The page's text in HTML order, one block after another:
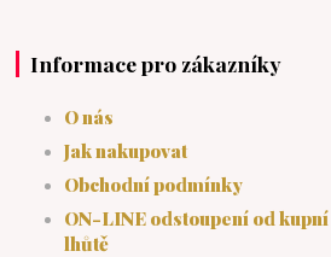
Informace pro zákazníky
O nás
Jak nakupovat
Obchodní podmínky
ON-LINE odstoupení od
lhůtě